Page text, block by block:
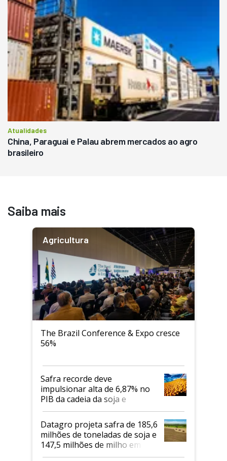
Atualidades
China, Paraguai e Palau abrem mercados ao agro
brasileiro
Saiba mais
Agricultura
The Brazil Conference & Expo cresce
56%
Safra recorde deve
impulsionar alta de 6,87% no
PIB da cadeia da soja e
biodiesel em 2026
Datagro projeta safra de 185,6
milhões de toneladas de soja e
147,5 milhões de milho em
2026/27